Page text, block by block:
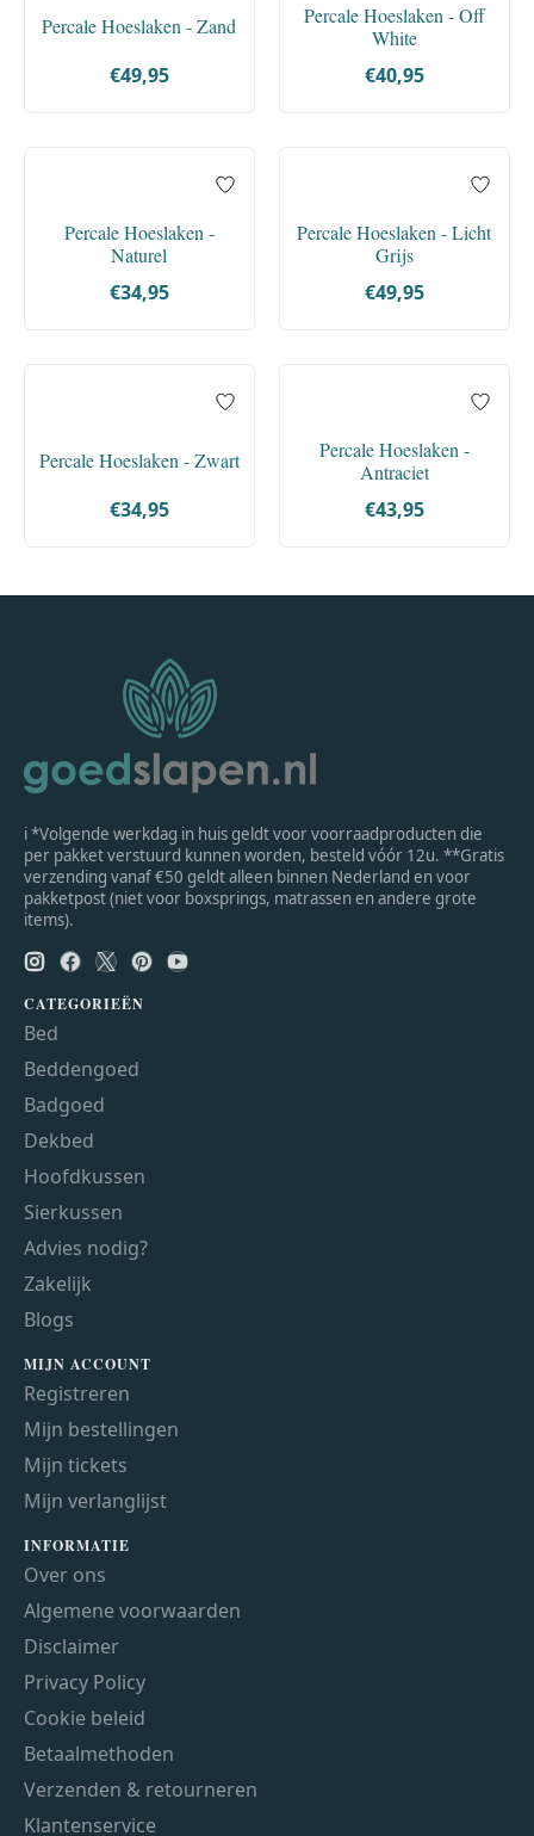
Percale Hoeslaken - Zand
€49,95
Percale Hoeslaken - Off
White
€40,95
Percale Hoeslaken -
Naturel
€34,95
Percale Hoeslaken - Licht
Grijs
€49,95
Percale Hoeslaken - Zwart
€34,95
Percale Hoeslaken -
Antraciet
€43,95
ℹ *Volgende werkdag in huis geldt voor voorraadproducten die
per pakket verstuurd kunnen worden, besteld vóór 12u. **Gratis
verzending vanaf €50 geldt alleen binnen Nederland en voor
pakketpost (niet voor boxsprings, matrassen en andere grote
items).
CATEGORIEËN
Bed
Beddengoed
Badgoed
Dekbed
Hoofdkussen
Sierkussen
Advies nodig?
Zakelijk
Blogs
MIJN ACCOUNT
Registreren
Mijn bestellingen
Mijn tickets
Mijn verlanglijst
INFORMATIE
Over ons
Algemene voorwaarden
Disclaimer
Privacy Policy
Cookie beleid
Betaalmethoden
Verzenden & retourneren
Klantenservice